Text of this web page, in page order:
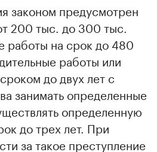
законом предусмотрен
200 тыс. до 300 тыс.
работы на срок до 480
работы или
до двух лет с
занимать определенные
определенную
до трех лет. При
за такое преступление